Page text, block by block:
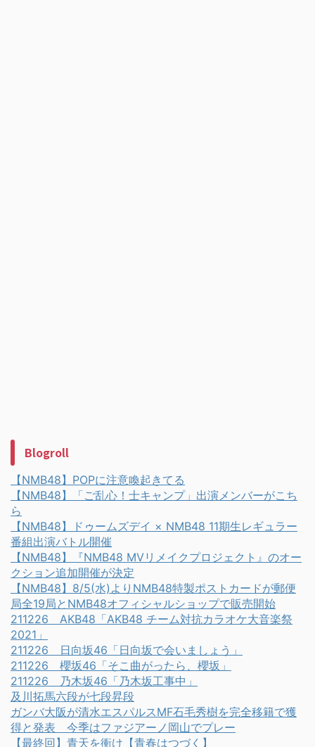
Blogroll
【NMB48】POPに注意喚起きてる
【NMB48】「ご乱心！士キャンプ」出演メンバーがこち
ら
【NMB48】ドゥームズデイ × NMB48 11期生レギュラー
番組出演バトル開催
【NMB48】『NMB48 MVリメイクプロジェクト』のオー
クション追加開催が決定
【NMB48】8/5(水)よりNMB48特製ポストカードが郵便
局全19局とNMB48オフィシャルショップで販売開始
211226 AKB48「AKB48 チーム対抗カラオケ大音楽祭
2021」
211226 日向坂46「日向坂で会いましょう」
211226 櫻坂46「そこ曲がったら、櫻坂」
211226 乃木坂46「乃木坂工事中」
及川拓馬六段が七段昇段
ガンバ大阪が清水エスパルスMF石毛秀樹を完全移籍で獲
得と発表 今季はファジアーノ岡山でプレー
【最終回】青天を衝け【青春はつづく】